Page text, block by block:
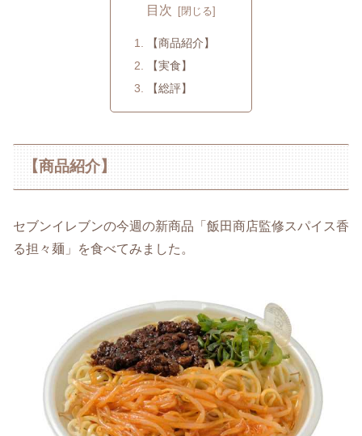
目次
【商品紹介】
【実食】
【総評】
【商品紹介】
セブンイレブンの今週の新商品「飯田商店監修スパイス香
る担々麺」を食べてみました。